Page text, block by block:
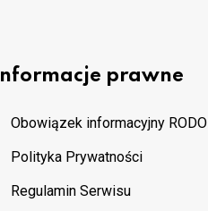
Informacje prawne
Obowiązek informacyjny RODO
Polityka Prywatności
Regulamin Serwisu